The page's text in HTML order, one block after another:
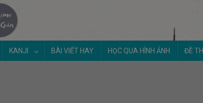
KANJI BÀI VIẾT HAY HỌC QUA HÌNH ẢNH ĐỀ THI